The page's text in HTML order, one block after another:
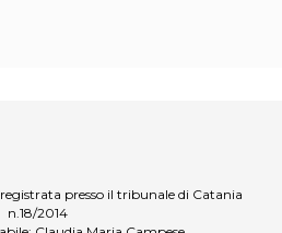
presso il tribunale di Catania
n.18/2014